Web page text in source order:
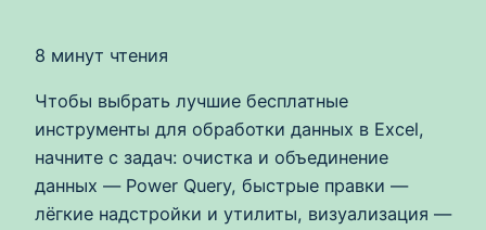
8 минут чтения
Чтобы выбрать лучшие бесплатные
инструменты для обработки данных в Excel,
начните с задач: очистка и объединение
данных — Power Query, быстрые правки —
лёгкие надстройки и утилиты, визуализация —